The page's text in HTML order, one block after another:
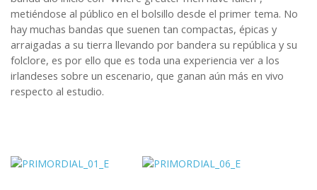
metiéndose al público en el bolsillo desde el primer tema. No
hay muchas bandas que suenen tan compactas, épicas y
arraigadas a su tierra llevando por bandera su república y su
folclore, es por ello que es toda una experiencia ver a los
irlandeses sobre un escenario, que ganan aún más en vivo
respecto al estudio.